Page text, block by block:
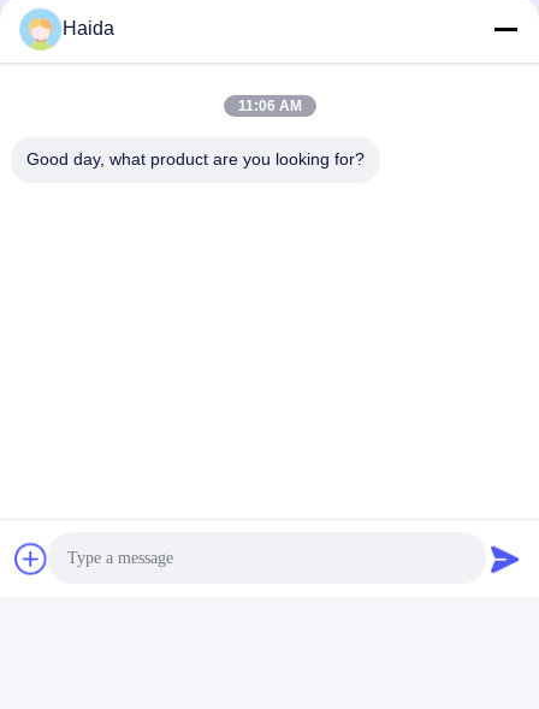
Les Étiquettes:
Instruments D'essai D'emballage
Instruments D'essai De Papier Et De Matériau
Téléphone
Haida
11:06 AM
Good day, what product are you looking for?